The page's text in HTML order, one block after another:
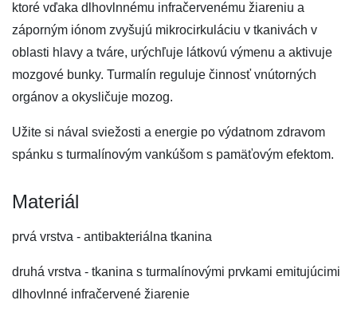
ktoré vďaka dlhovlnnému infračervenému žiareniu a
záporným iónom zvyšujú mikrocirkuláciu v tkanivách v
oblasti hlavy a tváre, urýchľuje látkovú výmenu a aktivuje
mozgové bunky. Turmalín reguluje činnosť vnútorných
orgánov a okysličuje mozog.
Užite si nával sviežosti a energie po výdatnom zdravom
spánku s turmalínovým vankúšom s pamäťovým efektom.
Materiál
prvá vrstva - antibakteriálna tkanina
druhá vrstva - tkanina s turmalínovými prvkami emitujúcimi
dlhovlnné infračervené žiarenie